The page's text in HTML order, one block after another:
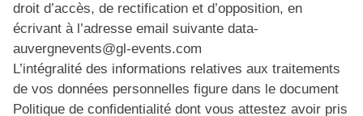
droit d’accès, de rectification et d’opposition, en
écrivant à l’adresse email suivante data-
auvergnevents@gl-events.com
L’intégralité des informations relatives aux traitements
de vos données personnelles figure dans le document
Politique de confidentialité dont vous attestez avoir pris